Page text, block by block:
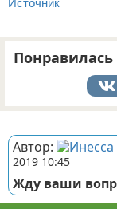
Источник
Понравилась
Автор:
2019 10:45
Жду ваши